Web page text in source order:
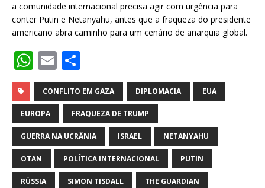
a comunidade internacional precisa agir com urgência para
conter Putin e Netanyahu, antes que a fraqueza do presidente
americano abra caminho para um cenário de anarquia global.
W
h
at
s
A
p
p
E
m
ai
l
h
ar
e
CONFLITO EM GAZA DIPLOMACIA EUA
EUROPA FRAQUEZA DE TRUMP
GUERRA NA UCRÂNIA ISRAEL NETANYAHU
OTAN POLÍTICA INTERNACIONAL PUTIN
RÚSSIA SIMON TISDALL THE GUARDIAN